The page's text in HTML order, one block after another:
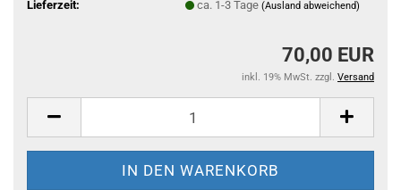
Lieferzeit:
ca. 1-3 Tage (Ausland abweichend)
70,00 EUR
inkl. 19% MwSt. zzgl. Versand